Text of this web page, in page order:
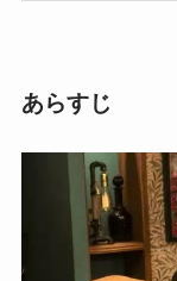
あらすじ